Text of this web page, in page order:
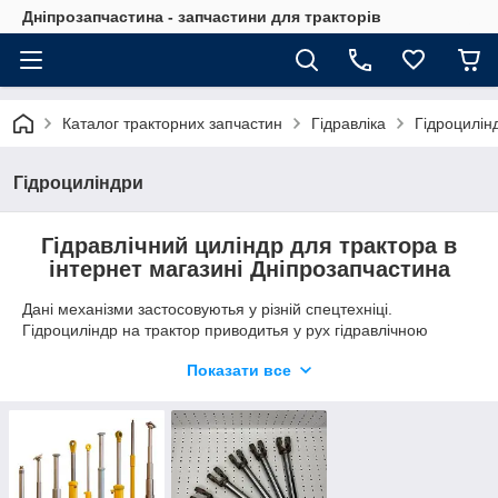
Дніпрозапчастина - запчастини для тракторів
Каталог тракторних запчастин Гідравліка
Гідроциліндри
Гідравлічний циліндр для трактора в
інтернет магазині Дніпрозапчастина
Дані механізми застосовуютья у різній спецтехніці.
Гідроциліндр на трактор приводитья у рух гідравлічною
Розрізняють такі типи Г/Ц:
Односторонні. Поршень рухається лише в одному
напрямку. У рух його приводить тиск рідини, а у вихідне
положення повертає пружина.
Двосторонні. Вони потужніші та рухаються в обох
Показати все